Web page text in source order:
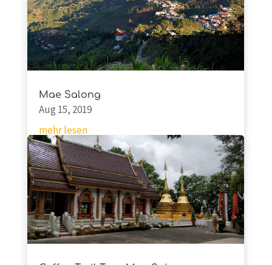
Mae Salong
Aug 15, 2019
mehr lesen